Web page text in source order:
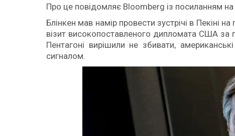
Про це повідомляє Bloomberg із посиланням
Блінкен мав намір провести зустрічі в Пекіні
візит високопоставленого дипломата США за
Пентагоні вирішили не збивати,
сигналом.